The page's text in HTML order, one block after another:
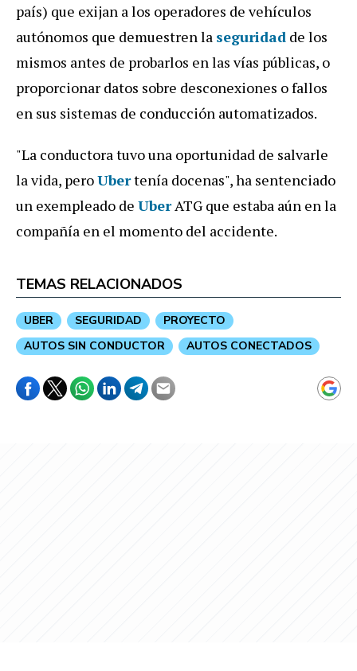
país) que exijan a los operadores de vehículos
autónomos que demuestren la seguridad de los
mismos antes de probarlos en las vías públicas, o
proporcionar datos sobre desconexiones o fallos
en sus sistemas de conducción automatizados.
"La conductora tuvo una oportunidad de salvarle
la vida, peroUbertenía docenas", ha sentenciado
un exempleado de UberATG que estaba aún en la
compañía en el momento del accidente.
TEMAS RELACIONADOS
UBER SEGURIDAD
PROYECTO
AUTOS SIN CONDUCTOR
AUTOS CONECTADOS